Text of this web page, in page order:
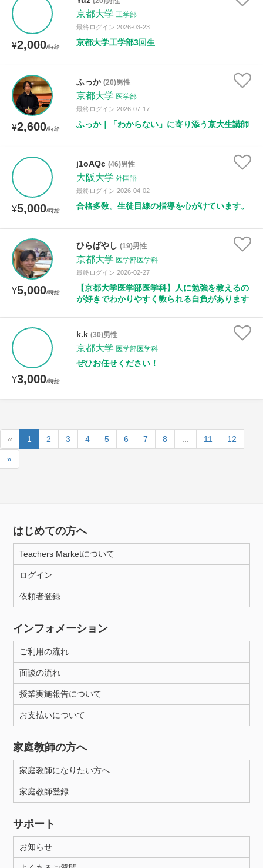
¥2,000/時給
京都大学 工学部
最終ログイン:2026-03-23
京都大学工学部3回生
¥2,600/時給
ふっか (20)男性
京都大学 医学部
最終ログイン:2026-07-17
ふっか｜「わからない」に寄り添う京大生講師
¥5,000/時給
j1oAQc (46)男性
大阪大学 外国語
最終ログイン:2026-04-02
合格多数。生徒目線の指導を心がけています。
¥5,000/時給
ひらばやし (19)男性
京都大学 医学部医学科
最終ログイン:2026-02-27
【京都大学医学部医学科】人に勉強を教えるの
が好きでわかりやすく教られる自負があります
¥3,000/時給
k.k (30)男性
京都大学 医学部医学科
ぜひお任せください！
« 1 2 3 4 5 6 7 8 11 12
»
はじめての方へ
Teachers Marketについて
ログイン
依頼者登録
インフォメーション
ご利用の流れ
面談の流れ
授業実施報告について
お支払いについて
家庭教師の方へ
家庭教師になりたい方へ
家庭教師登録
サポート
お知らせ